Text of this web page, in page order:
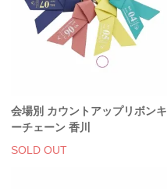
会場別 カウントアップリボンキ
ーチェーン 香川
SOLD OUT